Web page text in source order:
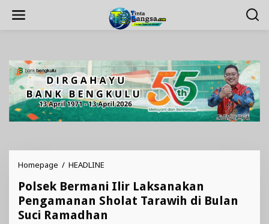
Homepage / HEADLINE
Ilir
Laksanakan
Pengamanan
Sholat
Polsek Bermani Ilir Laksanakan
Pengamanan Sholat Tarawih di Bulan
Suci Ramadhan